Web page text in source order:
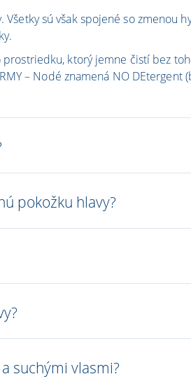
sú však spojené so
ktorý jemne čistí bez
– Nodé znamená NO DEtergent
pokožku hlavy?
suchými vlasmi?